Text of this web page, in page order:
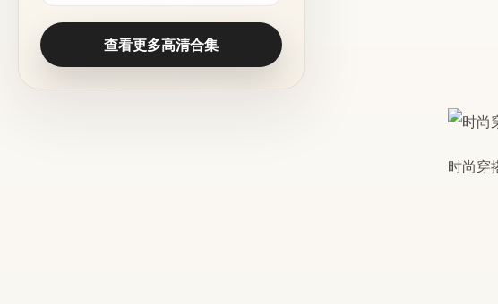
查看更多高清合集
时尚穿